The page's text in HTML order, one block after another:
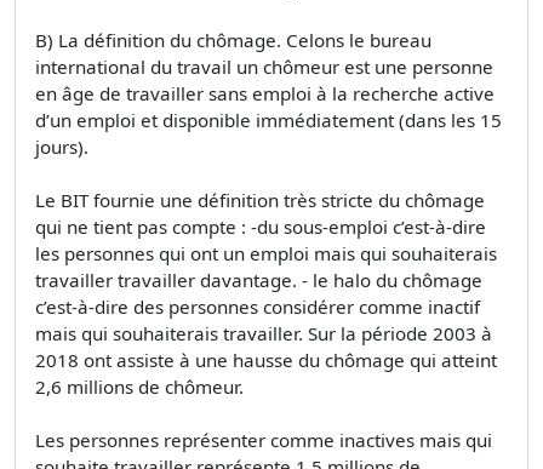
B) La définition du chômage. Celons le bureau
international du travail un chômeur est une personne
en âge de travailler sans emploi à la recherche active
d’un emploi et disponible immédiatement (dans les 15
jours).
Le BIT fournie une définition très stricte du chômage
qui ne tient pas compte : -du sous-emploi c’est-à-dire
les personnes qui ont un emploi mais qui souhaiterais
travailler travailler davantage. - le halo du chômage
c’est-à-dire des personnes considérer comme inactif
mais qui souhaiterais travailler. Sur la période 2003 à
2018 ont assiste à une hausse du chômage qui atteint
2,6 millions de chômeur.
Les personnes représenter comme inactives mais qui